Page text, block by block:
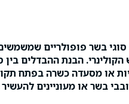
בשר פופולריים
הבנת ההבדלים בין
או מסעדה כשרה בפתח
בשר או מעוניינים